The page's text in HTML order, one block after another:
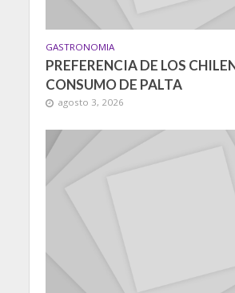
GASTRONOMIA
PREFERENCIA DE LOS
CONSUMO DE PALTA
agosto 3, 2026